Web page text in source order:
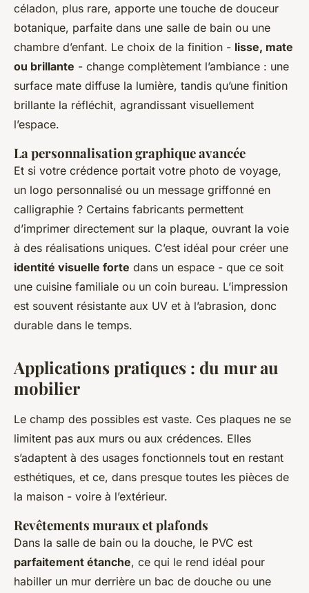
céladon, plus rare, apporte une touche de douceur
botanique, parfaite dans une salle de bain ou une
chambre d’enfant. Le choix de la finition - lisse, mate
ou brillante - change complètement l’ambiance : une
surface mate diffuse la lumière, tandis qu’une finition
brillante la réfléchit, agrandissant visuellement
l’espace.
La personnalisation graphique avancée
Et si votre crédence portait votre photo de voyage,
un logo personnalisé ou un message griffonné en
calligraphie ? Certains fabricants permettent
d’imprimer directement sur la plaque, ouvrant la voie
à des réalisations uniques. C’est idéal pour créer une
identité visuelle forte dans un espace - que ce soit
une cuisine familiale ou un coin bureau. L’impression
est souvent résistante aux UV et à l’abrasion, donc
durable dans le temps.
Applications pratiques : du mur au
mobilier
Le champ des possibles est vaste. Ces plaques ne se
limitent pas aux murs ou aux crédences. Elles
s’adaptent à des usages fonctionnels tout en restant
esthétiques, et ce, dans presque toutes les pièces de
la maison - voire à l’extérieur.
Revêtements muraux et plafonds
Dans la salle de bain ou la douche, le PVC est
parfaitement étanche, ce qui le rend idéal pour
habiller un mur derrière un bac de douche ou une